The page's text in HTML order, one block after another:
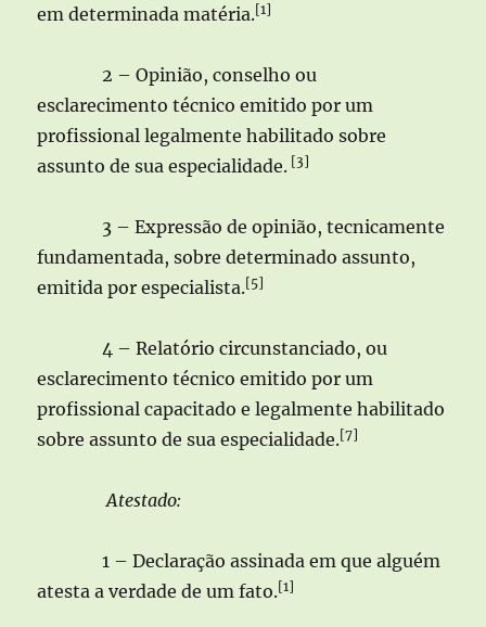
em determinada matéria.[1]
2 – Opinião, conselho ou
esclarecimento técnico emitido por um
profissional legalmente habilitado sobre
assunto de sua especialidade. [3]
3 – Expressão de opinião, tecnicamente
fundamentada, sobre determinado assunto,
emitida por especialista.[5]
4 – Relatório circunstanciado, ou
esclarecimento técnico emitido por um
profissional capacitado e legalmente habilitado
sobre assunto de sua especialidade.[7]
Atestado:
1 – Declaração assinada em que alguém
atesta a verdade de um fato.[1]